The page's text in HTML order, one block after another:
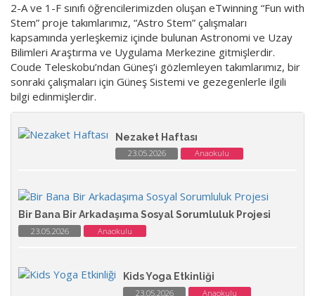
2-A ve 1-F sınıfı öğrencilerimizden oluşan eTwinning “Fun with
Stem” proje takımlarımız, “Astro Stem” çalışmaları
kapsamında yerleşkemiz içinde bulunan Astronomi ve Uzay
Bilimleri Araştırma ve Uygulama Merkezine gitmişlerdir.
Coude Teleskobu’ndan Güneş’i gözlemleyen takımlarımız, bir
sonraki çalışmaları için Güneş Sistemi ve gezegenlerle ilgili
bilgi edinmişlerdir.
Nezaket Haftası
23.05.2026 Anaokulu
Bir Bana Bir Arkadaşıma Sosyal Sorumluluk Projesi
23.05.2026 Anaokulu
Kids Yoga Etkinliği
23.05.2026 Anaokulu